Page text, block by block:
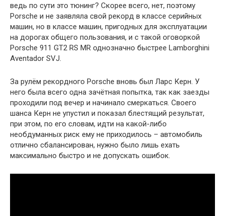
ведь по сути это тюнинг? Скорее всего, нет, поэтому
Porsche и не заявляла свой рекорд в классе серийных
машин, но в классе машин, пригодных для эксплуатации
на дорогах общего пользования, и с такой оговоркой
Porsche 911 GT2 RS MR однозначно быстрее Lamborghini
Aventador SVJ.
За рулём рекордного Porsche вновь был Ларс Керн. У
него была всего одна зачётная попытка, так как заезды
проходили под вечер и начинало смеркаться. Своего
шанса Керн не упустил и показал блестящий результат,
при этом, по его словам, идти на какой-либо
необдуманных риск ему не приходилось – автомобиль
отлично сбалансирован, нужно было лишь ехать
максимально быстро и не допускать ошибок.